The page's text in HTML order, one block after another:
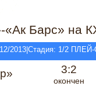
«Ак Барс» на
2013|Стадия: 1/2
3:2
окончен